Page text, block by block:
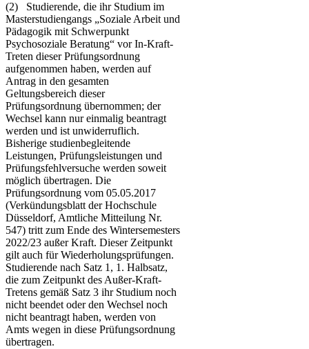
(2) Studierende, die ihr Studium im
Masterstudiengangs „Soziale Arbeit und
Pädagogik mit Schwerpunkt
Psychosoziale Beratung“ vor In-Kraft-
Treten dieser Prüfungsordnung
aufgenommen haben, werden auf
Antrag in den gesamten
Geltungsbereich dieser
Prüfungsordnung übernommen; der
Wechsel kann nur einmalig beantragt
werden und ist unwiderruflich.
Bisherige studienbegleitende
Leistungen, Prüfungsleistungen und
Prüfungsfehlversuche werden soweit
möglich übertragen. Die
Prüfungsordnung vom 05.05.2017
(Verkündungsblatt der Hochschule
Düsseldorf, Amtliche Mitteilung Nr.
547) tritt zum Ende des Wintersemesters
2022/23 außer Kraft. Dieser Zeitpunkt
gilt auch für Wiederholungsprüfungen.
Studierende nach Satz 1, 1. Halbsatz,
die zum Zeitpunkt des Außer-Kraft-
Tretens gemäß Satz 3 ihr Studium noch
nicht beendet oder den Wechsel noch
nicht beantragt haben, werden von
Amts wegen in diese Prüfungsordnung
übertragen.